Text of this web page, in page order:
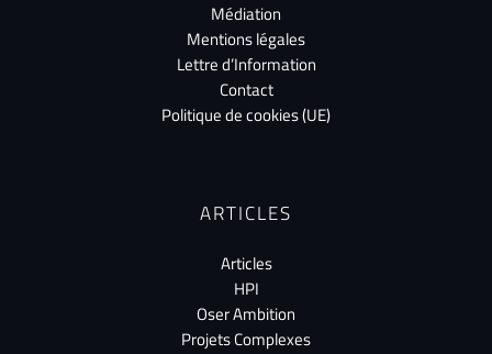
Médiation
Mentions légales
Lettre d’Information
Contact
Politique de cookies (UE)
ARTICLES
Articles
HPI
Oser Ambition
Projets Complexes